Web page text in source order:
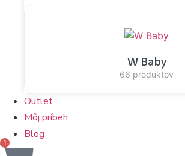
W Baby
66 produktov
Outlet
Môj príbeh
Blog
1